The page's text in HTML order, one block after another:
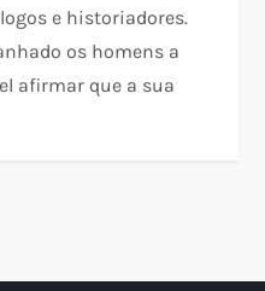
e historiadores.
os homens a
afirmar que a sua